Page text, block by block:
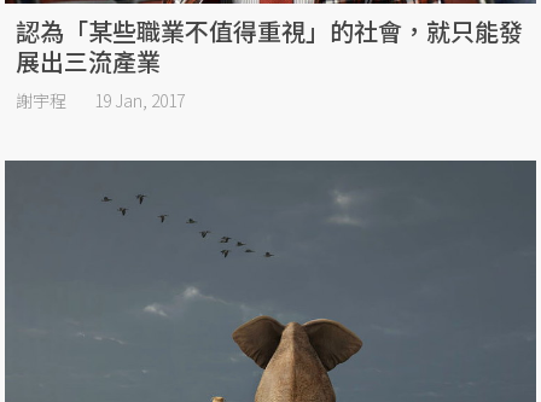
認為「某些職業不值得重視」的社會，就只能發
展出三流產業
謝宇程 19 Jan, 2017